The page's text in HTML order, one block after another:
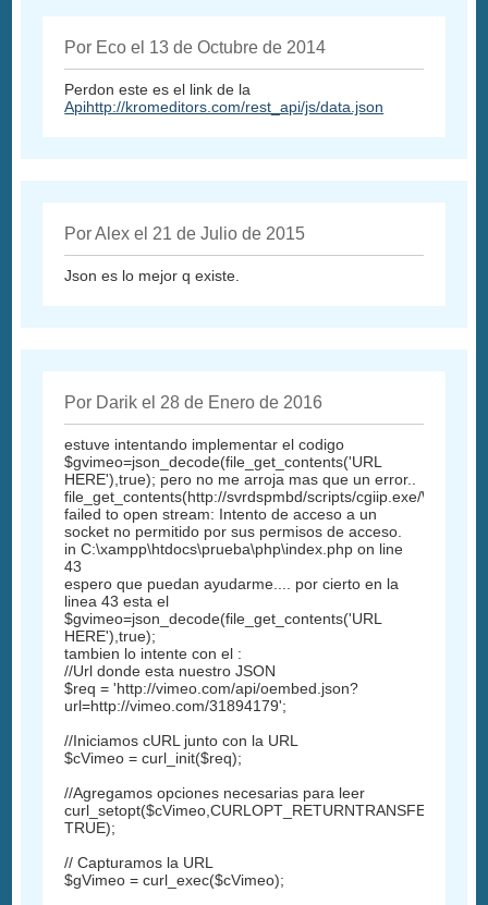
Por Eco el 13 de Octubre de 2014
Perdon este es el link de la
Apihttp://kromeditors.com/rest_api/js/data.json
Por Alex el 21 de Julio de 2015
Json es lo mejor q existe.
Por Darik el 28 de Enero de 2016
estuve intentando implementar el codigo
$gvimeo=json_decode(file_get_contents('URL
HERE'),true); pero no me arroja mas que un error..
file_get_contents(http://svrdspmbd/scripts/cgiip.exe/
failed to open stream: Intento de acceso a un
socket no permitido por sus permisos de acceso.
in C:\xampp\htdocs\prueba\php\index.php on line
43
espero que puedan ayudarme.... por cierto en la
linea 43 esta el
$gvimeo=json_decode(file_get_contents('URL
HERE'),true);
tambien lo intente con el :
//Url donde esta nuestro JSON
$req = 'http://vimeo.com/api/oembed.json?
url=http://vimeo.com/31894179';
//Iniciamos cURL junto con la URL
$cVimeo = curl_init($req);
//Agregamos opciones necesarias para leer
curl_setopt($cVimeo,CURLOPT_RETURNTRANSFER,
TRUE);
// Capturamos la URL
$gVimeo = curl_exec($cVimeo);